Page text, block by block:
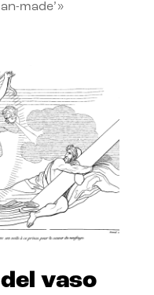
made’»
vaso